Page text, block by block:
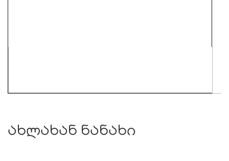
ახლახან ნანახი